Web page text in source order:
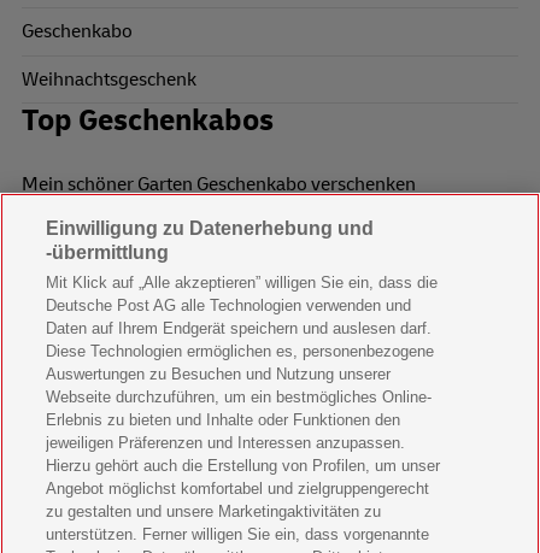
Geschenkabo
Weihnachtsgeschenk
Top Geschenkabos
Mein schöner Garten Geschenkabo verschenken
Wohnen & Garten Geschenkabo verschenken
Mein schönes Land Geschenkabo verschenken
Bild der Frau Geschenkabo verschenken
11 Freunde Geschenkabo verschenken
LEGO Ninjago Magazin Geschenkabo verschenken
Brigitte Geschenkabo verschenken
GEOlino Geschenkabo verschenken
Einwilligung zu Datenerhebung und
-übermittlung
Mit Klick auf „Alle akzeptieren” willigen Sie ein, dass die
Deutsche Post AG alle Technologien verwenden und
Daten auf Ihrem Endgerät speichern und auslesen darf.
Diese Technologien ermöglichen es, personenbezogene
Auswertungen zu Besuchen und Nutzung unserer
Webseite durchzuführen, um ein bestmögliches Online-
Erlebnis zu bieten und Inhalte oder Funktionen den
jeweiligen Präferenzen und Interessen anzupassen.
Hierzu gehört auch die Erstellung von Profilen, um unser
Angebot möglichst komfortabel und zielgruppengerecht
zu gestalten und unsere Marketingaktivitäten zu
unterstützen. Ferner willigen Sie ein, dass vorgenannte